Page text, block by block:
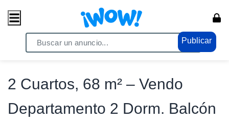
Publicar
/ Propiedades / Casas
2 Cuartos, 68 m² – Vendo
Departamento 2 Dorm. Balcón